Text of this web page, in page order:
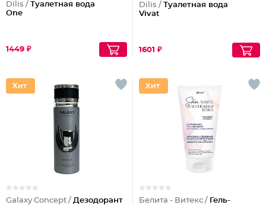
Dilis / Туалетная вода
One
1449 ₽
Dilis / Туалетная вода
Vivat
1601 ₽
Galaxy Concept / Дезодорант
Белита - Витекс / Гель-